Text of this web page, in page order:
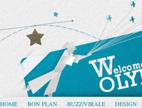
HOME BON PLAN BUZZ/VIRALE DESIGN